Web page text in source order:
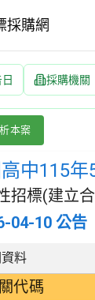
採購網
採購機關
115年5月學校
：財物類 肉類
本案
中115
招標(建立
04-10 公告
告詳細內容
料
代碼